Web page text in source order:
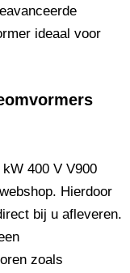
ideaal voor
400 V V900
Hierdoor
bij u afleveren.
zoals